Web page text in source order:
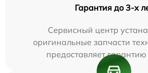
Гарантия до 3-х
Сервисный центр
оригинальные запчасти
предоставляет гарантию